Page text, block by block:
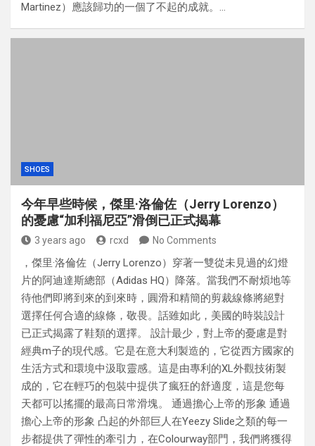
Martinez）應該歸功的一個了不起的成就。…
SHOES
今年早些時候，傑里·洛倫佐（Jerry Lorenzo）
的憂慮“加利福尼亞”滑倒已正式揭幕
3 years ago rcxd No Comments
，傑里·洛倫佐（Jerry Lorenzo）穿著一雙從未見過的幻燈
片的阿迪達斯總部（Adidas HQ）降落。當我們不耐煩地等
待他們即將到來的到來時，圓滑和精簡的剪裁線條將絕對
選擇任何合適的線條，敬畏。話雖如此，美國的時裝設計
已正式揭露了鞋類的選擇。 設計最少，對上帝的憂慮是對
經典m子的現代感。它是在意大利製造的，它從西方國家的
生活方式和環境中汲取靈感。這是由專利的XL外觀技術製
成的，它在輕巧的包裝中提供了瘋狂的舒適度，這是您每
天都可以搖擺的最高日常滑塊。 通過擔心上帝的形象 通過
擔心上帝的形象 凸起的外部巨人在Yeezy Slide之類的每一
步都提供了彈性的牽引力，在Colourway部門，我們將獲得